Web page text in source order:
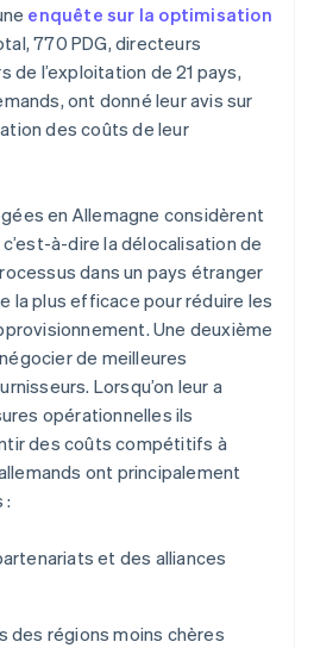
enquête sur la optimisation
770 PDG, directeurs
de l’exploitation de 21 pays,
ont donné leur avis sur
des coûts de leur
en Allemagne considèrent
à-dire la délocalisation de
dans un pays étranger
la plus efficace pour réduire les
Une deuxième
de meilleures
Lorsqu’on leur a
opérationnelles ils
des coûts compétitifs à
ont principalement
:
et des alliances
des régions moins chères